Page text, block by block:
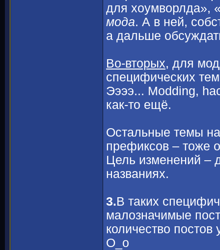
для хоумворлда»,
мода. А в ней,
а дальше
Во-вторых, для
специфических
Ээээ... Modding,
как-то ещё.
Остальные темы
префиксов – тоже
Цель изменений –
названиях.
3.В таких
малозначимые
количество постов
О_о